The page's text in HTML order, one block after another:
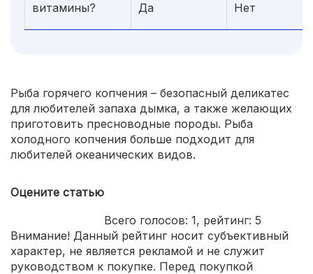
витамины?
Да Нет
Рыба горячего копчения – безопасный деликатес
для любителей запаха дымка, а также желающих
приготовить пресноводные породы. Рыба
холодного копчения больше подходит для
любителей океанических видов.
Оцените статью
Всего голосов: 1, рейтинг: 5
Внимание! Данный рейтинг носит субъективный
характер, не является рекламой и не служит
руководством к покупке. Перед покупкой